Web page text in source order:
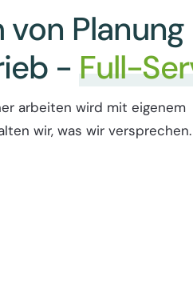
von
- Full-
arbeiten wird mit eigenem
wir, was wir versprechen.